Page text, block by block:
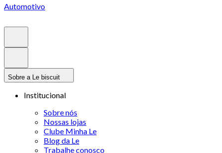
Automotivo
Sobre a Le biscuit
Institucional
Sobre nós
Nossas lojas
Clube Minha Le
Blog da Le
Trabalhe conosco